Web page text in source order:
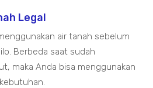
Legal
air tanah sebelum
Berbeda saat sudah
maka Anda bisa menggunakan